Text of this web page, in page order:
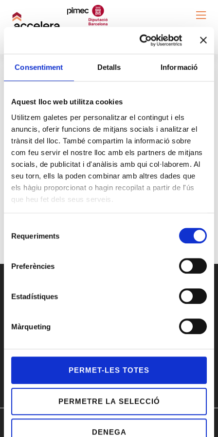
Consentiment Detalls Informació
Aquest lloc web utilitza cookies
Utilitzem galetes per personalitzar el contingut i els
anuncis, oferir funcions de mitjans socials i analitzar el
trànsit del lloc. També compartim la informació sobre
com feu servir el nostre lloc amb els partners de mitjans
socials, de publicitat i d'anàlisis amb qui col·laborem. Al
seu torn, ells la poden combinar amb altres dades que
els hàgiu proporcionat o hagin recopilat a partir de l'ús
que heu fet dels seus serveis.
Requeriments
Preferències
Estadístiques
Màrqueting
PERMET-LES TOTES
PERMETRE LA SELECCIÓ
DENEGA
Para restablecer su contraseña, ingresa tu
dirección de correo electrónico o nombre de
usuario.
Contacta con nosotros
Teléfono:934 964 500
info@acceleraelcreixement.com
© Accelera Creixement 2024